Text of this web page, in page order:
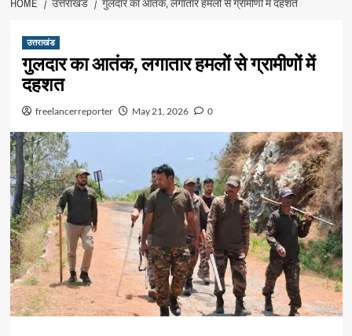
HOME उत्तराखंड गुलदार का आतंक, लगातार हमलों से ग्रामीणों में दहशत
उत्तराखंड
गुलदार का आतंक, लगातार हमलों से ग्रामीणों में
दहशत
freelancerreporter May 21, 2026 0